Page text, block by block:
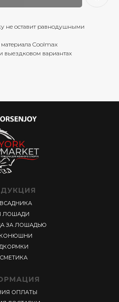
не оставит равнодушными
Coolmax
выездковом вариантах
ЛОШАДИ
ЗА ЛОШАДЬЮ
ОПЛАТЫ